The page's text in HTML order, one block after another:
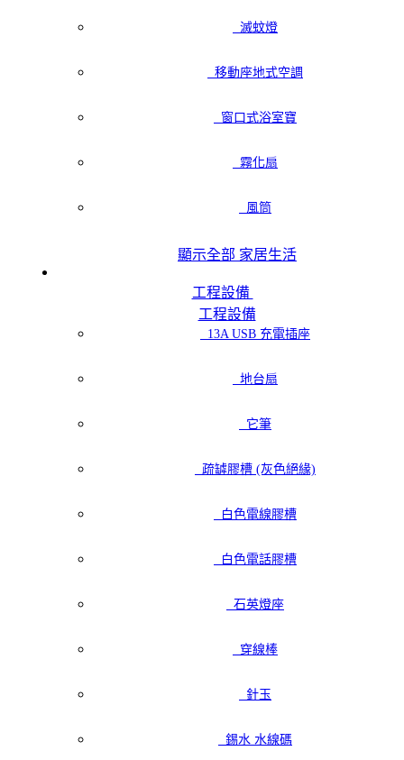
滅蚊燈
移動座地式空調
窗口式浴室寶
霧化扇
風筒
顯示全部 家居生活
工程設備
工程設備
13A USB 充電插座
地台扇
它筆
疏罅膠槽 (灰色絕緣)
白色電線膠槽
白色電話膠槽
石英燈座
穿線棒
針玉
錫水 水線碼